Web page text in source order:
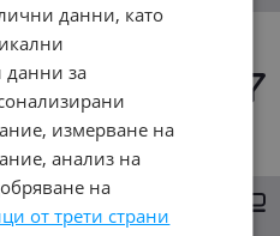
в обл.
в обл. Добрич,
Подредени по: Марка/
данни, като
данни за
измерване на
анализ на
на
от трети страни